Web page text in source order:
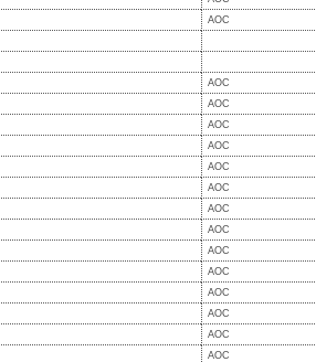
AOC
AOC
AOC
AOC
AOC
AOC
AOC
AOC
AOC
AOC
AOC
AOC
AOC
AOC
AOC